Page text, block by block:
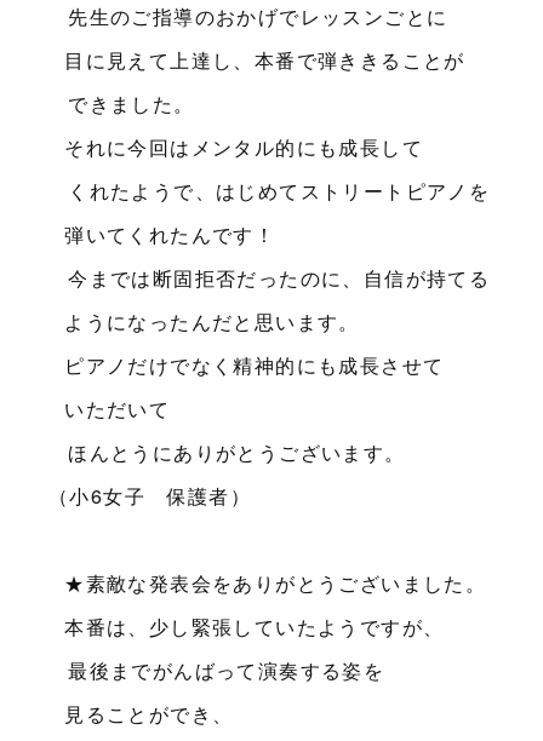
先生のご指導のおかげでレッスンごとに
目に見えて上達し、本番で弾ききることが
できました。
それに今回はメンタル的にも成長して
くれたようで、はじめてストリートピアノを
弾いてくれたんです！
今までは断固拒否だったのに、自信が持てる
ようになったんだと思います。
ピアノだけでなく精神的にも成長させて
いただいて
ほんとうにありがとうございます。
（小6女子 保護者）
★素敵な発表会をありがとうございました。
本番は、少し緊張していたようですが、
最後までがんばって演奏する姿を
見ることができ、